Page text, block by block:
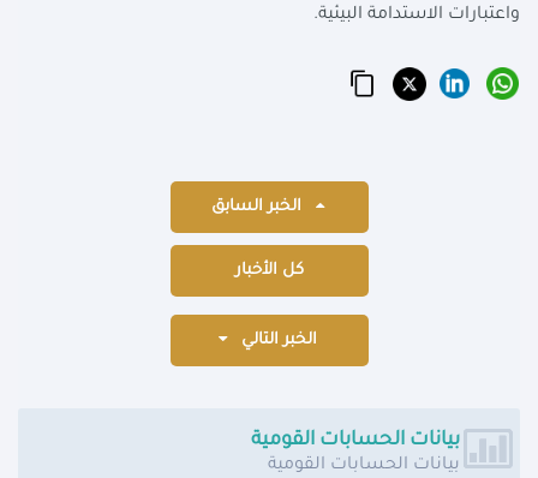
واعتبارات الاستدامة البيئية.
الخبر السابق
كل الأخبار
الخبر التالي
بيانات الحسابات القومية
بيانات الحسابات القومية